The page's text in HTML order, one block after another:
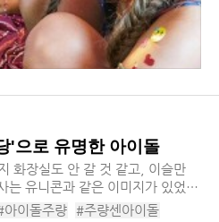
'으로 유명한 아이돌
화장실도 안 갈 것 같고, 이슬만
는 유니콘과 같은 이미지가 있었
바뀌었다. 이제는 방송에서 당당
아이돌주량 #주량센아이돌